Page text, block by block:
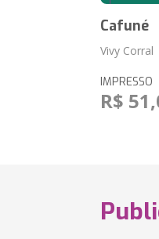
Cafuné
Vivy Corral
IMPRESSO
R$